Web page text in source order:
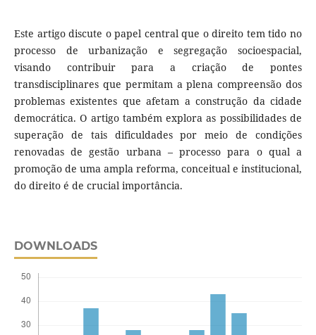
Este artigo discute o papel central que o direito tem tido no
processo de urbanização e segregação socioespacial,
visando contribuir para a criação de pontes
transdisciplinares que permitam a plena compreensão dos
problemas existentes que afetam a construção da cidade
democrática. O artigo também explora as possibilidades de
superação de tais dificuldades por meio de condições
renovadas de gestão urbana – processo para o qual a
promoção de uma ampla reforma, conceitual e institucional,
do direito é de crucial importância.
DOWNLOADS